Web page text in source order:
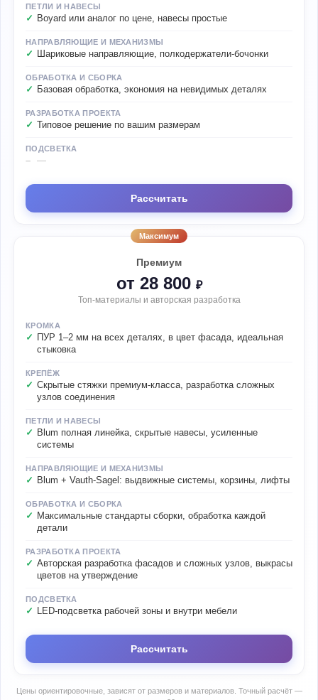
ПЕТЛИ И НАВЕСЫ
Boyard или аналог по цене, навесы простые
НАПРАВЛЯЮЩИЕ И МЕХАНИЗМЫ
Шариковые направляющие, полкодержатели-бочонки
ОБРАБОТКА И СБОРКА
Базовая обработка, экономия на невидимых деталях
РАЗРАБОТКА ПРОЕКТА
Типовое решение по вашим размерам
ПОДСВЕТКА
—
Рассчитать
Максимум
Премиум
от 28 800 ₽
Топ-материалы и авторская разработка
КРОМКА
ПУР 1–2 мм на всех деталях, в цвет фасада, идеальная
стыковка
КРЕПЁЖ
Скрытые стяжки премиум-класса, разработка сложных
узлов соединения
ПЕТЛИ И НАВЕСЫ
Blum полная линейка, скрытые навесы, усиленные
системы
НАПРАВЛЯЮЩИЕ И МЕХАНИЗМЫ
Blum + Vauth-Sagel: выдвижные системы, корзины, лифты
ОБРАБОТКА И СБОРКА
Максимальные стандарты сборки, обработка каждой
детали
РАЗРАБОТКА ПРОЕКТА
Авторская разработка фасадов и сложных узлов, выкрасы
цветов на утверждение
ПОДСВЕТКА
LED-подсветка рабочей зоны и внутри мебели
Рассчитать
Цены ориентировочные, зависят от размеров и материалов. Точный расчёт —